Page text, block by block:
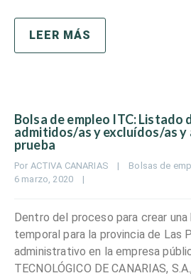
LEER MÁS
Bolsa de empleo ITC:
admitidos/as y excluídos/as y
prueba
Por ACTIVA CANARIAS | Bolsas de
6 marzo, 2020 |
Dentro del proceso para crear
temporal para la provincia de Las
administrativo en la empresa
TECNOLÓGICO DE CANARIAS,